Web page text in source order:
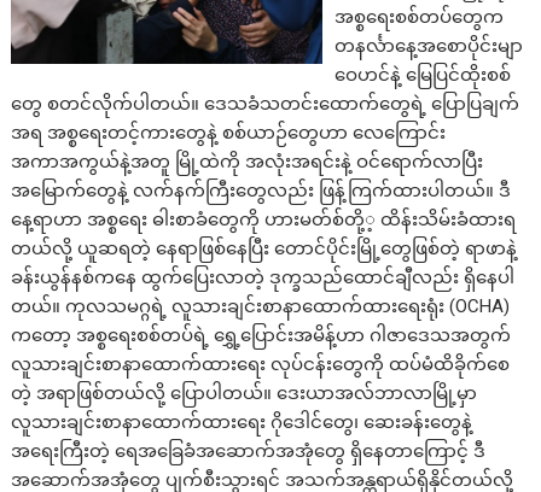
အစ္စရေးစစ်တပ်တွေက
တနင်္လာနေ့အစောပိုင်းမျာ
ဝေဟင်နဲ့ မြေပြင်ထိုးစစ်
တွေ စတင်လိုက်ပါတယ်။ ဒေသခံသတင်းထောက်တွေရဲ့ ပြောပြချက်
အရ အစ္စရေးတင့်ကားတွေနဲ့ စစ်ယာဉ်တွေဟာ လေကြောင်း
အကာအကွယ်နဲ့အတူ မြို့ထဲကို အလုံးအရင်းနဲ့ ဝင်ရောက်လာပြီး
အမြောက်တွေနဲ့ လက်နက်ကြီးတွေလည်း ဖြန့်ကြက်ထားပါတယ်။ ဒီ
နေ့ရာဟာ အစ္စရေး ဓါးစာခံတွေကို ဟားမတ်စ်တို့့ ထိန်းသိမ်းခံထားရ
တယ်လို့ ယူဆရတဲ့ နေရာဖြစ်နေပြီး တောင်ပိုင်းမြို့တွေဖြစ်တဲ့ ရာဖာနဲ့
ခန်းယွန်နစ်ကနေ ထွက်ပြေးလာတဲ့ ဒုက္ခသည်ထောင်ချီလည်း ရှိနေပါ
တယ်။ ကုလသမဂ္ဂရဲ့ လူသားချင်းစာနာထောက်ထားရေးရုံး (OCHA)
ကတော့ အစ္စရေးစစ်တပ်ရဲ့ ရွှေ့ပြောင်းအမိန့်ဟာ ဂါဇာဒေသအတွက်
လူသားချင်းစာနာထောက်ထားရေး လုပ်ငန်းတွေကို ထပ်မံထိခိုက်စေ
တဲ့ အရာဖြစ်တယ်လို့ ပြောပါတယ်။ ဒေးယာအလ်ဘာလာမြို့မှာ
လူသားချင်းစာနာထောက်ထားရေး ဂိုဒေါင်တွေ၊ ဆေးခန်းတွေနဲ့
အရေးကြီးတဲ့ ရေအခြေခံအဆောက်အအုံတွေ ရှိနေတာကြောင့် ဒီ
အဆောက်အအုံတွေ ပျက်စီးသွားရင် အသက်အန္တရာယ်ရှိနိုင်တယ်လို့